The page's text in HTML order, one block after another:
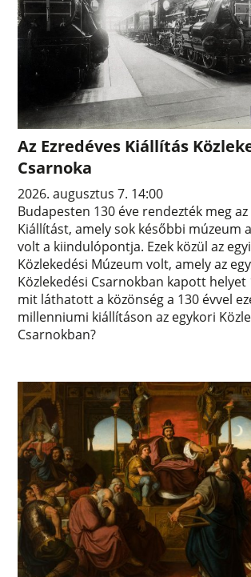
Az Ezredéves Kiállítás
Csarnoka
2026. augusztus 7. 14:00
Budapesten 130 éve rendezték meg az
Kiállítást, amely sok későbbi múzeum
volt a kiindulópontja. Ezek közül az
Közlekedési Múzeum volt, amely az
Közlekedési Csarnokban kapott helyet
mit láthatott a közönség a 130 évvel
millenniumi kiállításon az egykori
Csarnokban?